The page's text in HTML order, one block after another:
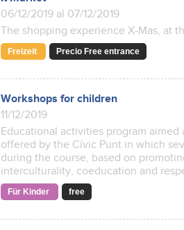
06/12/2019 al 07/12/2019
The shopping experience X-Mas, at
Freizeit Precio Free entrance
Workshops for children
11/12/2019
Educational activities program aimed
offered by the Cívic Punt in which
during the course, based on
interculturality, coeducation and
Für Kinder free